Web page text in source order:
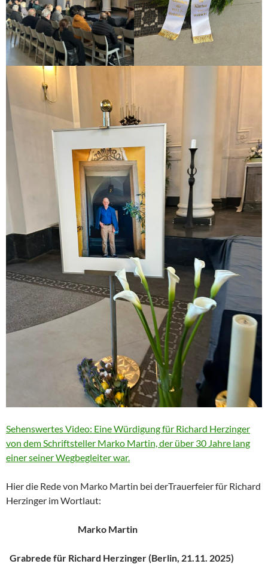
Sehenswertes Video: Eine Würdigung für Richard Herzinger
von dem Schriftsteller Marko Martin, der über 30 Jahre lang
einer seiner Wegbegleiter war.
Hier die Rede von Marko Martin bei derTrauerfeier für Richard
Herzinger im Wortlaut:
Marko Martin
Grabrede für Richard Herzinger (Berlin, 21.11. 2025)